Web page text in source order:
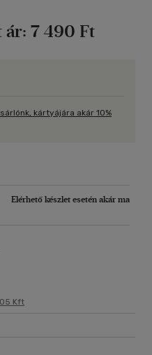
ár: 7 490 Ft
kártyájára akár 10%
Elérhető készlet esetén akár ma
Kft